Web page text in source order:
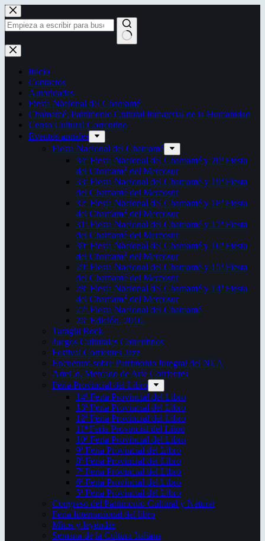
Saltar
al
contenido
Sin
resultados
Inicio
Contactos
Autoridades
Fiesta Nacional del Chamamé
Chamamé: Patrimonio Cultural Inmaterial de la Humanidad
Censo Cultural Correntino
Eventos anuales
Fiesta Nacional del Chamamé
34ª Fiesta Nacional del Chamamé y 20ª Fiesta
del Chamamé del Mercosur
33ª Fiesta Nacional del Chamamé y 19ª Fiesta
del Chamamé del Mercosur
32ª Fiesta Nacional del Chamamé y 18ª Fiesta
del Chamamé del Mercosur
31ª Fiesta Nacional del Chamamé y 17ª Fiesta
del Chamamé del Mercosur
30ª Fiesta Nacional del Chamamé y 16ª Fiesta
del Chamamé del Mercosur
29ª Fiesta Nacional del Chamamé y 15ª Fiesta
del Chamamé del Mercosur
28ª Fiesta Nacional del Chamamé y 14ª Fiesta
del Chamamé del Mercosur
27ª Fiesta Nacional del Chamamé
26ª Edición. 2016.
Taragüi Rock
Juegos Culturales Correntinos
Festival Corrientes Jazz
Encuentro sobre Patrimonio Integral del NEA
ArteCo. Mercado de Arte Corrientes
Feria Provincial del Libro
14ª Feria Provincial del Libro
13ª Feria Provincial del Libro
12ª Feria Provincial del Libro
11ª Feria Provincial del Libro
10ª Feria Provincial del Libro
9ª Feria Provincial del Libro
8ª Feria Provincial del Libro
7ª Feria Provincial del Libro
6ª Feria Provincial del Libro
5ª Feria Provincial del Libro
Congreso del Patrimonio Cultural y Natural
Feria Internacional del libro
Mitos y leyendas
Semana de la Cultura Italiana